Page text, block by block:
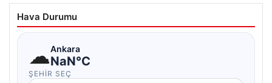
Hava Durumu
☁Ankara
NaN°C
ŞEHIR SEÇ